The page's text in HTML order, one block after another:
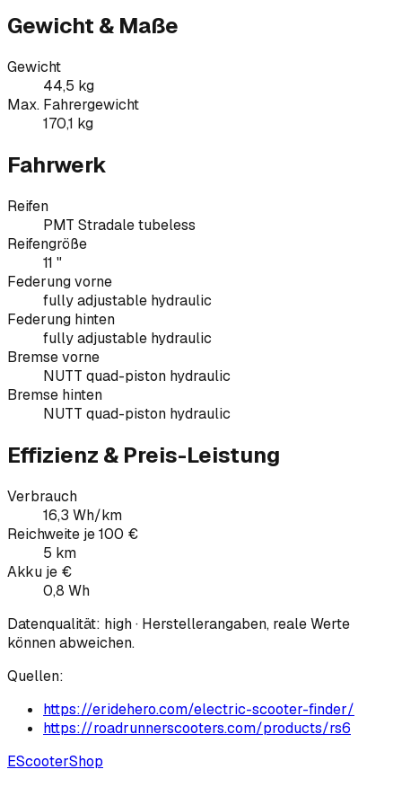
Gewicht & Maße
Gewicht
44,5 kg
Max. Fahrergewicht
170,1 kg
Fahrwerk
Reifen
PMT Stradale tubeless
Reifengröße
11 "
Federung vorne
fully adjustable hydraulic
Federung hinten
fully adjustable hydraulic
Bremse vorne
NUTT quad-piston hydraulic
Bremse hinten
NUTT quad-piston hydraulic
Effizienz & Preis-Leistung
Verbrauch
16,3 Wh/km
Reichweite je 100 €
5 km
Akku je €
0,8 Wh
Datenqualität: high· Herstellerangaben, reale Werte
können abweichen.
Quellen:
https://eridehero.com/electric-scooter-finder/
https://roadrunnerscooters.com/products/rs6
EScooterShop